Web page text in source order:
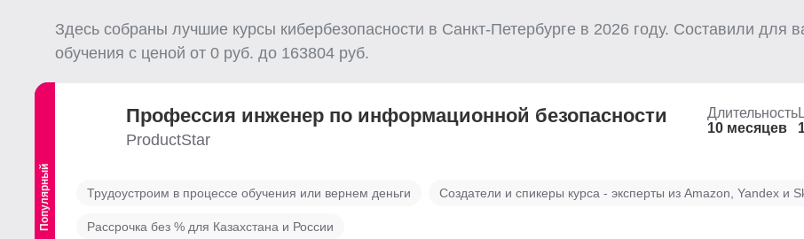
Здесь собраны лучшие курсы кибербезопасности в Санкт-Петербурге в 2026 году. Составили для
обучения с ценой от 0 руб. до 163804 руб.
Выгодный
Популярный
Профессия инженер по информационной безопасности
ProductStar
Длительность
10 месяцев
Трудоустроим в процессе обучения или вернем деньги Создатели и спикеры курса - эксперты из Amazon, Yandex и
Рассрочка без % для Казахстана и России